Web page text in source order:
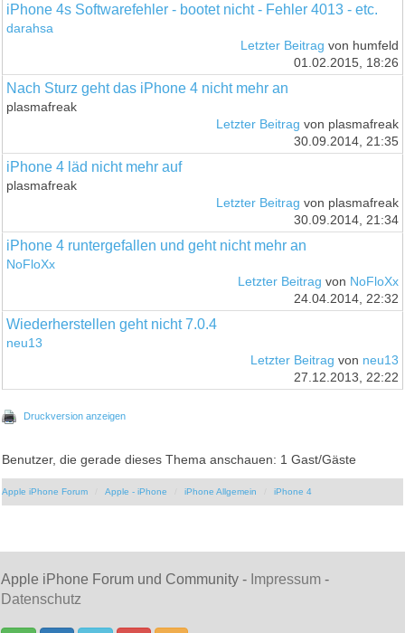
iPhone 4s Softwarefehler - bootet nicht - Fehler 4013 - etc.
darahsa
Letzter Beitrag von humfeld
01.02.2015, 18:26
Nach Sturz geht das iPhone 4 nicht mehr an
plasmafreak
Letzter Beitrag von plasmafreak
30.09.2014, 21:35
iPhone 4 läd nicht mehr auf
plasmafreak
Letzter Beitrag von plasmafreak
30.09.2014, 21:34
iPhone 4 runtergefallen und geht nicht mehr an
NoFloXx
Letzter Beitrag von NoFloXx
24.04.2014, 22:32
Wiederherstellen geht nicht 7.0.4
neu13
Letzter Beitrag von neu13
27.12.2013, 22:22
Druckversion anzeigen
Benutzer, die gerade dieses Thema anschauen: 1 Gast/Gäste
Apple iPhone Forum Apple - iPhone iPhone Allgemein iPhone 4
Apple iPhone Forum und Community - Impressum -
Datenschutz